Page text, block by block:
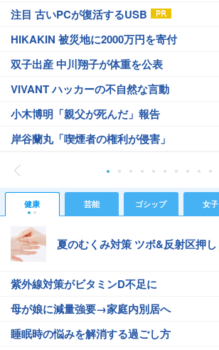
注目 古いPCが復活するUSB
HIKAKIN 被災地に2000万円を寄付
双子出産 中川翔子が体重を公表
VIVANT ハッカーの不自然な言動
小木博明「親父が死んだ」報告
岸谷蘭丸「喫煙者の権利が侵害」
健康 芸能 ゴシップ 女子
夏のむくみ対策 ツボ&反射区押し
紫外線対策がビタミンD不足に
母が娘に減量強要→家庭内別居へ
睡眠時の悩みを解消する過ごし方